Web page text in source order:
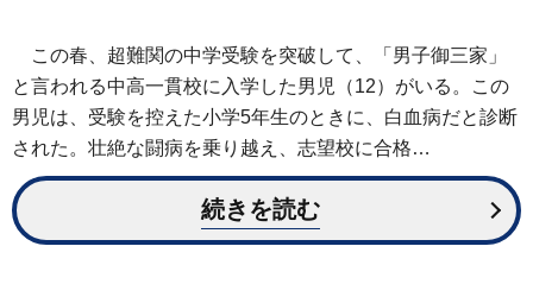
この春、超難関の中学受験を突破して、「男子御三家」
と言われる中高一貫校に入学した男児（12）がいる。この
男児は、受験を控えた小学5年生のときに、白血病だと診断
された。壮絶な闘病を乗り越え、志望校に合格…
続きを読む